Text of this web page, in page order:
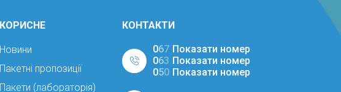
КОРИСНЕ
Новини
Пакетні пропозиції
Пакети (лабораторія)
КОНТАКТИ
067 Показати номер
063 Показати номер
050 Показати номер